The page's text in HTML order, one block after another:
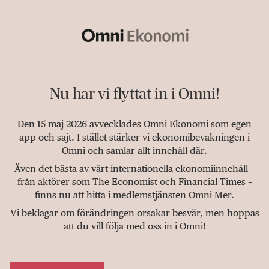
Nu har vi flyttat in i Omni!
Den 15 maj 2026 avvecklades Omni Ekonomi som egen
app och sajt. I stället stärker vi ekonomibevakningen i
Omni och samlar allt innehåll där.
Även det bästa av vårt internationella ekonomiinnehåll –
från aktörer som The Economist och Financial Times –
finns nu att hitta i medlemstjänsten Omni Mer.
Vi beklagar om förändringen orsakar besvär, men hoppas
att du vill följa med oss in i Omni!